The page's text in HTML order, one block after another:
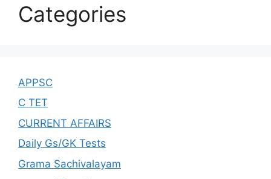
Categories
APPSC
C TET
CURRENT AFFAIRS
Daily Gs/GK Tests
Grama Sachivalayam